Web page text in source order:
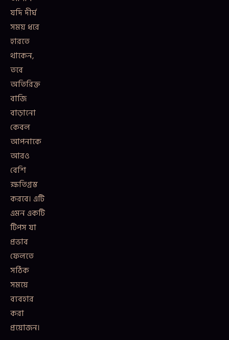
যদি দীর্ঘ
সময় ধরে
হারতে
থাকেন,
তবে
অতিরিক্ত
বাজি
বাড়ানো
কেবল
আপনাকে
আরও
বেশি
ক্ষতিগ্রস্ত
করবে। এটি
এমন একটি
টিপস যা
প্রভাব
ফেলতে
সঠিক
সময়ে
ব্যবহার
করা
প্রয়োজন।